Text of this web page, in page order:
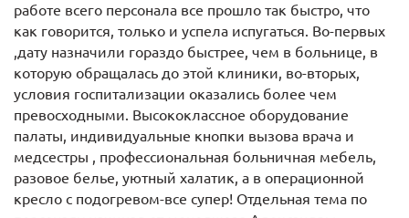
работе всего персонала все прошло так быстро, что
как говорится, только и успела испугаться. Во-первых
,дату назначили гораздо быстрее, чем в больнице, в
которую обращалась до этой клиники, во-вторых,
условия госпитализации оказались более чем
превосходными. Высококлассное оборудование
палаты, индивидуальные кнопки вызова врача и
медсестры , профессиональная больничная мебель,
разовое белье, уютный халатик, а в операционной
кресло с подогревом-все супер! Отдельная тема по